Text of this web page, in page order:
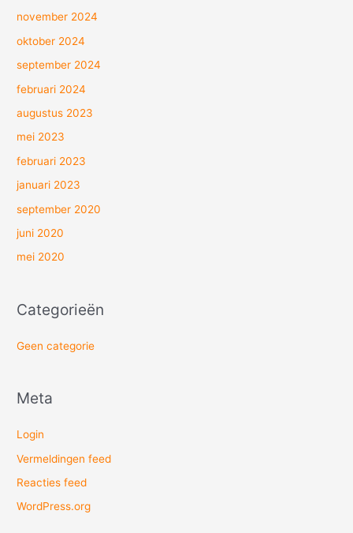
november 2024
oktober 2024
september 2024
februari 2024
augustus 2023
mei 2023
februari 2023
januari 2023
september 2020
juni 2020
mei 2020
Categorieën
Geen categorie
Meta
Login
Vermeldingen feed
Reacties feed
WordPress.org